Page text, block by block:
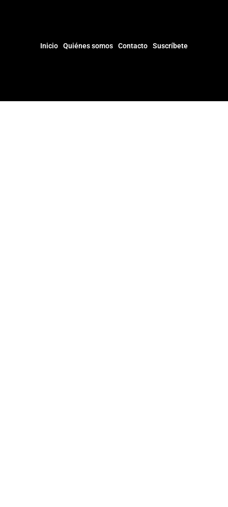
Inicio Quiénes somos Contacto Suscríbete